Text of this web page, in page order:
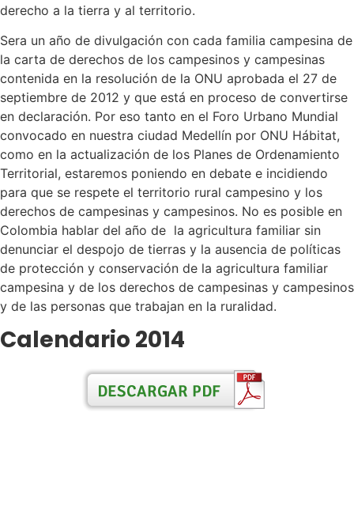
derecho a la tierra y al territorio.
Sera un año de divulgación con cada familia campesina de
la carta de derechos de los campesinos y campesinas
contenida en la resolución de la ONU aprobada el 27 de
septiembre de 2012 y que está en proceso de convertirse
en declaración. Por eso tanto en el Foro Urbano Mundial
convocado en nuestra ciudad Medellín por ONU Hábitat,
como en la actualización de los Planes de Ordenamiento
Territorial, estaremos poniendo en debate e incidiendo
para que se respete el territorio rural campesino y los
derechos de campesinas y campesinos. No es posible en
Colombia hablar del año de la agricultura familiar sin
denunciar el despojo de tierras y la ausencia de políticas
de protección y conservación de la agricultura familiar
campesina y de los derechos de campesinas y campesinos
y de las personas que trabajan en la ruralidad.
Calendario 2014